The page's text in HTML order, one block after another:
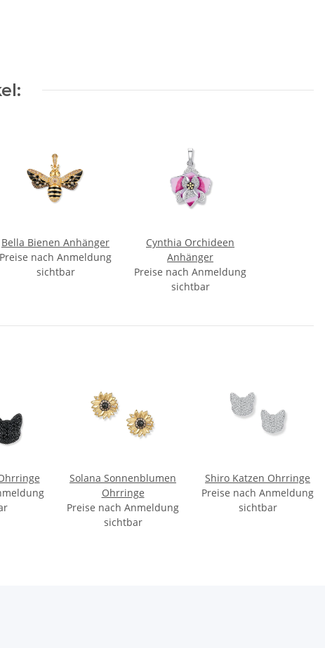
Bella Bienen Anhänger
Preise nach Anmeldung
sichtbar
Cynthia Orchideen
Anhänger
Preise nach Anmeldung
sichtbar
Solana Sonnenblumen
Ohrringe
Preise nach Anmeldung
sichtbar
Shiro Katzen Ohrringe
Preise nach Anmeldung
sichtbar